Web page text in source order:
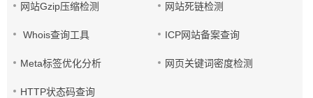
网站Gzip压缩检测 网站死链检测
Whois查询工具 ICP网站备案查询
Meta标签优化分析 网页关键词密度检测
HTTP状态码查询